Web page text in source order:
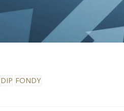
DIP FONDY